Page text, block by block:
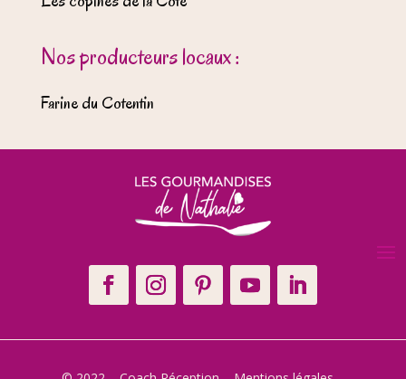
Nos producteurs locaux :
Farine du Cotentin